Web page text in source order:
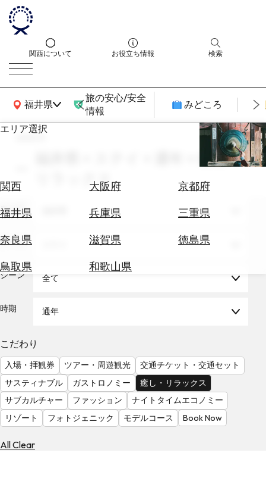
関西について お役立ち情報 検索
福井県
関西広域MAP
旅の安心/安全
情報
みどころ
エリア選択
関西 大阪府
京都府
福井県
兵庫県
三重県
奈良県
滋賀県
徳島県
鳥取県
和歌山県
エ
券
テ
を
る
気
を
見
る
search
福井県 × ステイ × 通年 × 癒し・
リラックス
エリア
テーマ
シーン 全て
時期 通年
こだわり
入場・拝観券 ツアー・周遊観光
交通チケット・交通セット
サスティナブル
ガストロノミー
癒し・リラックス
サブカルチャー
ファッション
ナイトタイムエコノミー
リゾート
フォトジェニック モデルコース Book Now
All Clear